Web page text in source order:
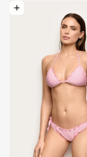
Elegir opciones: Traje